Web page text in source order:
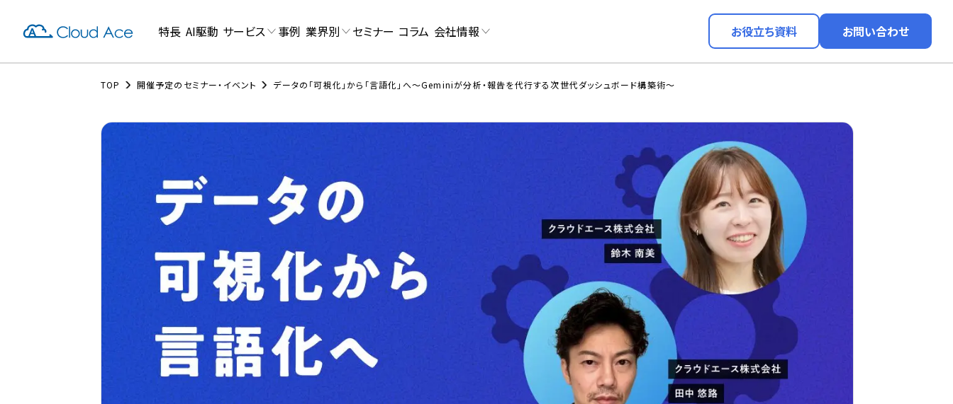
特長 AI駆動 サービス 事例 業界別 セミナー コラム 会社情報 お役立ち資料 お問い合わせ
TOP 開催予定のセミナー・イベント データの「可視化」から「言語化」へ〜Geminiが分析・報告を代行する次世代ダッシュボード構築術〜